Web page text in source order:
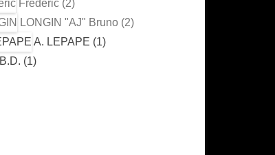
Frédéric (2)
LONGIN "AJ" Bruno (2)
A. LEPAPE (1)
B.D. (1)